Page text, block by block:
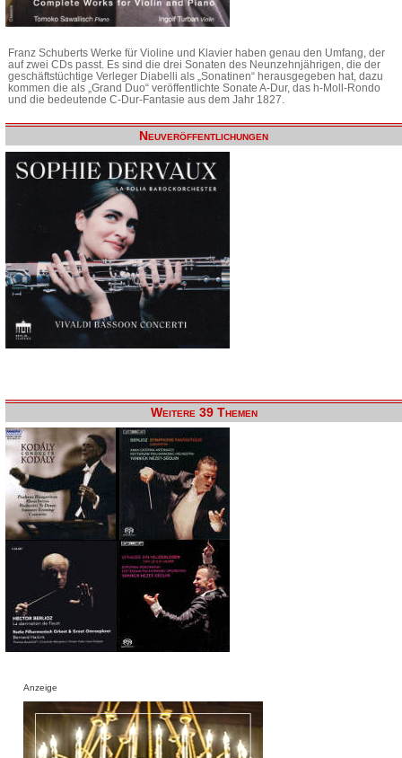
Franz Schuberts Werke für Violine und Klavier haben genau den Umfang, der
auf zwei CDs passt. Es sind die drei Sonaten des Neunzehnjährigen, die der
geschäftstüchtige Verleger Diabelli als „Sonatinen“ herausgegeben hat, dazu
kommen die als „Grand Duo“ veröffentlichte Sonate A-Dur, das h-Moll-Rondo
und die bedeutende C-Dur-Fantasie aus dem Jahr 1827.
Neuveröffentlichungen
Weitere 39 Themen
Anzeige